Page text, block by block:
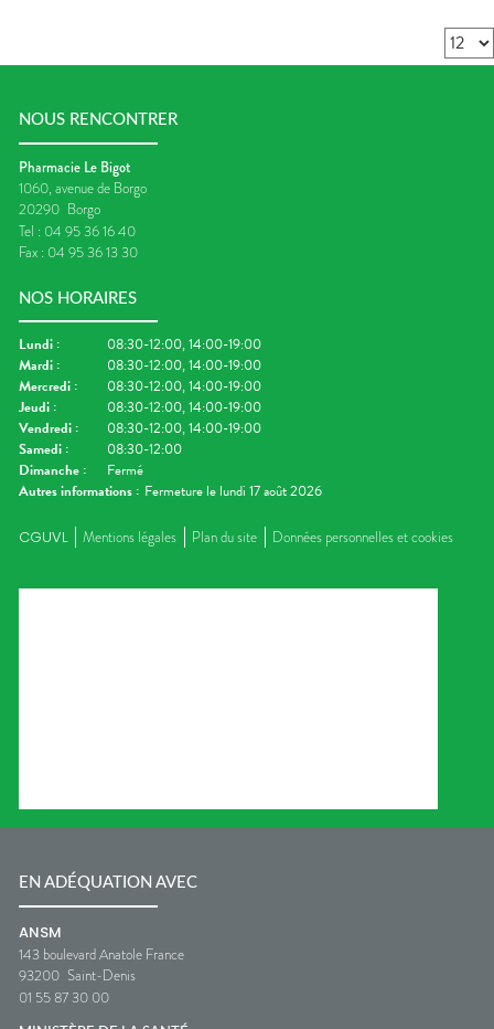
NOUS RENCONTRER
Pharmacie Le Bigot
1060, avenue de Borgo
20290 Borgo
Tel : 04 95 36 16 40
Fax : 04 95 36 13 30
NOS HORAIRES
Lundi :
08:30-12:00, 14:00-19:00
Mardi :
08:30-12:00, 14:00-19:00
Mercredi :
08:30-12:00, 14:00-19:00
Jeudi :
08:30-12:00, 14:00-19:00
Vendredi :
08:30-12:00, 14:00-19:00
Samedi :
08:30-12:00
Dimanche :
Fermé
Autres informations : Fermeture le lundi 17 août 2026
CGUVL Mentions légales Plan du site Données personnelles et cookies
EN ADÉQUATION AVEC
ANSM
143 boulevard Anatole France
93200 Saint-Denis
01 55 87 30 00